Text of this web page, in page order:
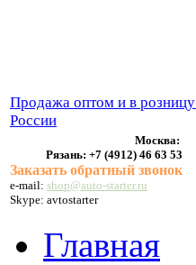
Продажа оптом и в розницу
России
Москва:
Рязань: +7 (4912) 46 63 53
Заказать обратный звонок
e-mail: shop@auto-starter.ru
Skype: avtostarter
Главная